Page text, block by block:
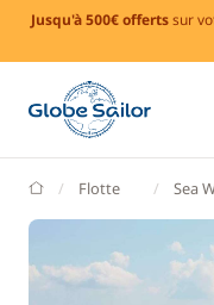
Jusqu'à 500€ offertssur
GlobeSailor
Flotte Sea